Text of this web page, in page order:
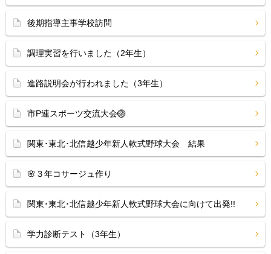
後期指導主事学校訪問
調理実習を行いました（2年生）
進路説明会が行われました（3年生）
市P連スポーツ交流大会🏐
関東･東北･北信越少年新人軟式野球大会 結果
🌸３年コサージュ作り
関東･東北･北信越少年新人軟式野球大会に向けて出発!!
学力診断テスト（3年生）